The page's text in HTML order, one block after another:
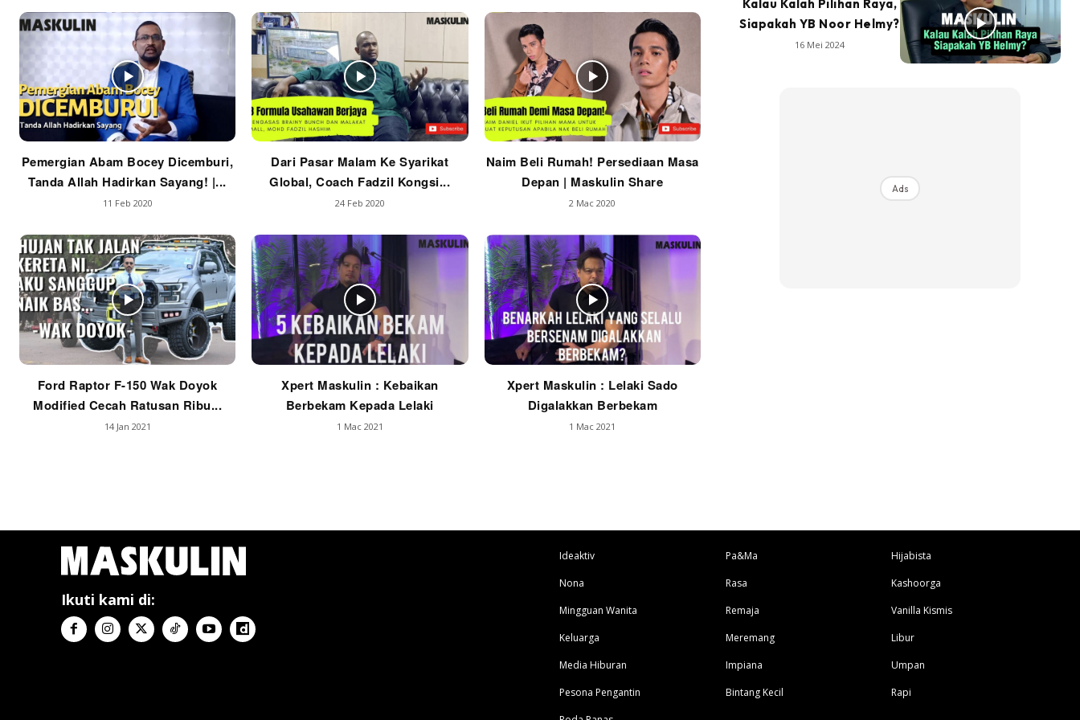
Pemergian Abam Bocey Dicemburi,
Tanda Allah Hadirkan Sayang! |...
11 Feb 2020
Dari Pasar Malam Ke Syarikat
Global, Coach Fadzil Kongsi...
24 Feb 2020
Naim Beli Rumah! Persediaan Masa
Depan | Maskulin Share
2 Mac 2020
Ford Raptor F-150 Wak Doyok
Modified Cecah Ratusan Ribu...
14 Jan 2021
Xpert Maskulin : Kebaikan
Berbekam Kepada Lelaki
1 Mac 2021
Xpert Maskulin : Lelaki Sado
Digalakkan Berbekam
1 Mac 2021
Kalau Kalah Pilihan Raya,
Siapakah YB Noor Helmy?
16 Mei 2024
Ads
Ikuti kami di:
Ideaktiv
Nona
Mingguan Wanita
Keluarga
Media Hiburan
Pesona Pengantin
Pa&Ma
Rasa
Remaja
Meremang
Impiana
Bintang Kecil
Hijabista
Kashoorga
Vanilla Kismis
Libur
Umpan
Rapi